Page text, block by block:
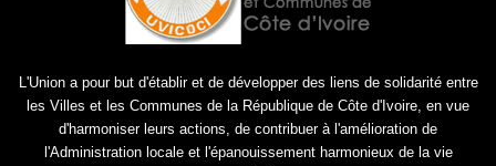
L'Union a pour but d'établir et de développer des liens de solidarité entre
les Villes et les Communes de la République de Côte d'Ivoire, en vue
d'harmoniser leurs actions, de contribuer à l'amélioration de
l'Administration locale et l'épanouissement harmonieux de la vie